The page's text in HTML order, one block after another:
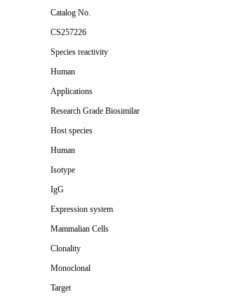
Catalog No.
CS257226
Species reactivity
Human
Applications
Research Grade Biosimilar
Host species
Human
Isotype
IgG
Expression system
Mammalian Cells
Clonality
Monoclonal
Target